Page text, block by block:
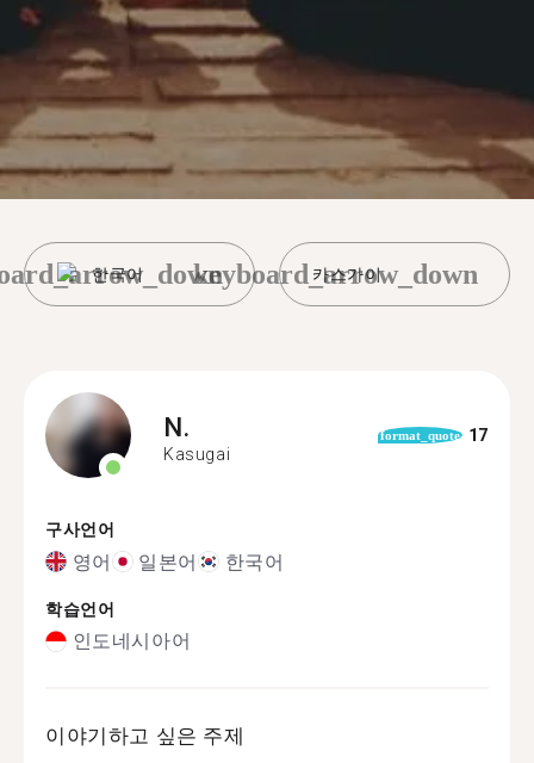
한국어 카스가이
keyboard_arrow_down
N.
Kasugai
format_quote 17
구사언어
영어 일본어 한국어
학습언어
인도네시아어
이야기하고 싶은 주제